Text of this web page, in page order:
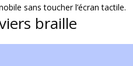
sans toucher l’écran tactile.
braille